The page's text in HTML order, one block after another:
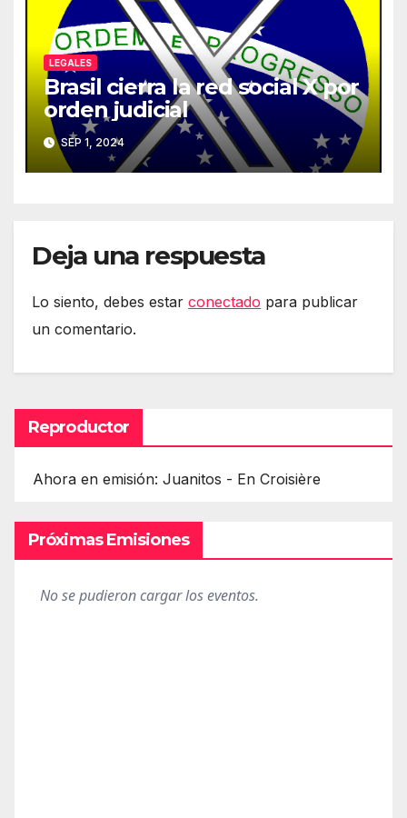
LEGALES
Brasil cierra la red social X por
orden judicial
SEP 1, 2024
Deja una respuesta
Lo siento, debes estar conectado para publicar
un comentario.
Reproductor
Ahora en emisión: Juanitos - En Croisière
Próximas Emisiones